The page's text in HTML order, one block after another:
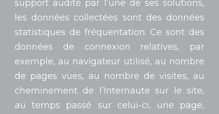
support audité par l’une de ses solutions,
les données collectées sont des données
statistiques de fréquentation. Ce sont des
données de connexion relatives, par
exemple, au navigateur utilisé, au nombre
de pages vues, au nombre de visites, au
cheminement de l’Internaute sur le site,
au temps passé sur celui-ci, une page,